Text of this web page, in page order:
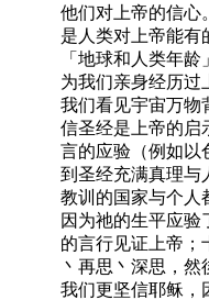
他们对上帝的信心
是人类对上帝能有
「地球和人类年
为我们亲身经历过
我们看见宇宙万物
信圣经是上帝的启
言的应验（例如以
到圣经充满真理与
教训的国家与个人
因为祂的生平应验
的言行见证上帝；
丶再思丶深思，然
我们更坚信耶稣，